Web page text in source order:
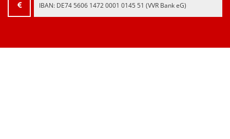
IBAN: ‍DE74 5606 1472 0001 0145 51‍ (VVR Bank eG)